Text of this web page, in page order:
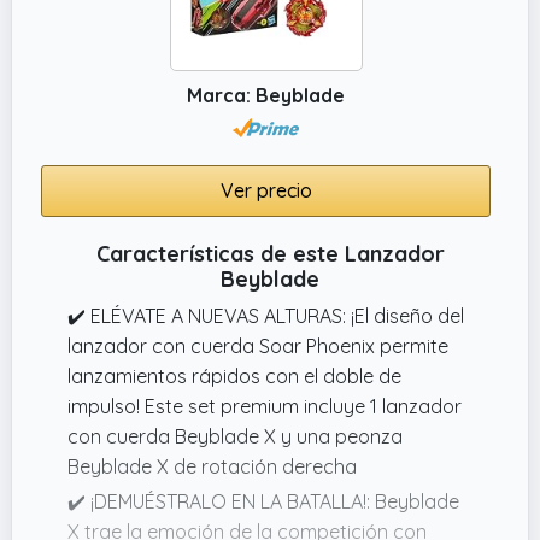
Sistema Beyblade X)
Marca: Beyblade
Ver precio
Características de este Lanzador
Beyblade
✔️ ELÉVATE A NUEVAS ALTURAS: ¡El diseño del
lanzador con cuerda Soar Phoenix permite
lanzamientos rápidos con el doble de
impulso! Este set premium incluye 1 lanzador
con cuerda Beyblade X y una peonza
Beyblade X de rotación derecha
✔️ ¡DEMUÉSTRALO EN LA BATALLA!: Beyblade
X trae la emoción de la competición con